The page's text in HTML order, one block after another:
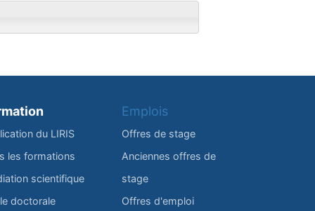
du LIRIS
les formations
scientifique
doctorale
Emplois
Offres de stage
Anciennes offres de
stage
Offres d'emploi